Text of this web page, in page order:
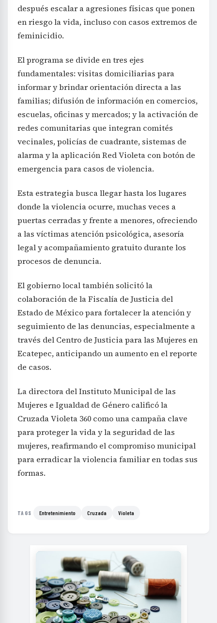
después escalar a agresiones físicas que ponen
en riesgo la vida, incluso con casos extremos de
feminicidio.
El programa se divide en tres ejes
fundamentales: visitas domiciliarias para
informar y brindar orientación directa a las
familias; difusión de información en comercios,
escuelas, oficinas y mercados; y la activación de
redes comunitarias que integran comités
vecinales, policías de cuadrante, sistemas de
alarma y la aplicación Red Violeta con botón de
emergencia para casos de violencia.
Esta estrategia busca llegar hasta los lugares
donde la violencia ocurre, muchas veces a
puertas cerradas y frente a menores, ofreciendo
a las víctimas atención psicológica, asesoría
legal y acompañamiento gratuito durante los
procesos de denuncia.
El gobierno local también solicitó la
colaboración de la Fiscalía de Justicia del
Estado de México para fortalecer la atención y
seguimiento de las denuncias, especialmente a
través del Centro de Justicia para las Mujeres en
Ecatepec, anticipando un aumento en el reporte
de casos.
La directora del Instituto Municipal de las
Mujeres e Igualdad de Género calificó la
Cruzada Violeta 360 como una campaña clave
para proteger la vida y la seguridad de las
mujeres, reafirmando el compromiso municipal
para erradicar la violencia familiar en todas sus
formas.
TAGS Entretenimiento Cruzada Violeta